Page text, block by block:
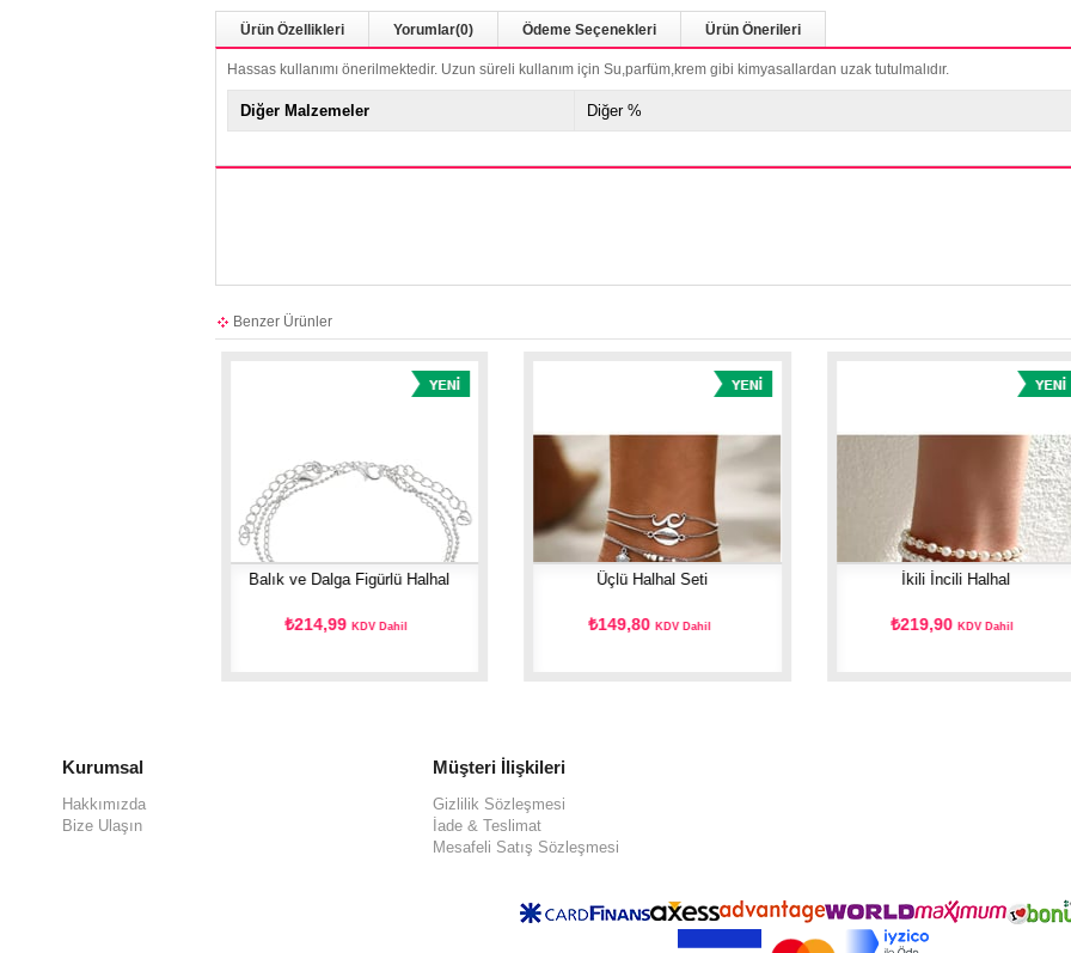
Ürün Özellikleri Yorumlar(0) Ödeme Seçenekleri Ürün Önerileri
Hassas kullanımı önerilmektedir. Uzun süreli kullanım için Su,parfüm,krem gibi kimyasallardan uzak tutulmalıdır.
Diğer Malzemeler Diğer %
Benzer Ürünler
Balık ve Dalga Figürlü Halhal
₺214,99 KDV Dahil
Üçlü Halhal Seti
₺149,80KDV Dahil
İkili İncili Halhal
₺219,90 KDV Dahil
Kurumsal
Hakkımızda
Bize Ulaşın
Müşteri İlişkileri
Gizlilik Sözleşmesi
İade & Teslimat
Mesafeli Satış Sözleşmesi